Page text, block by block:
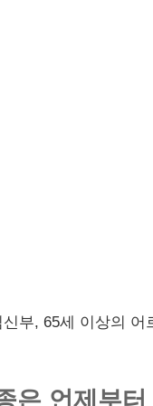
부, 65세 이상의 어
은 언제부터